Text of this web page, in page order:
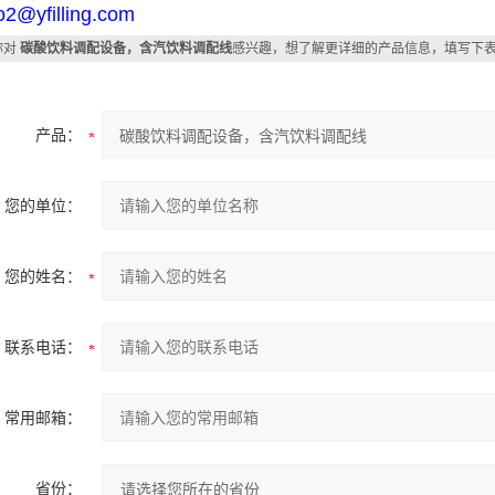
碳酸饮料调配设备，含汽饮料调配线感兴趣，想了解更详细的产品信息，填写下
产品：
您的单位：
您的姓名：
联系电话：
常用邮箱：
省份：